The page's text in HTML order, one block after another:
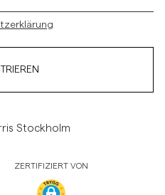
Stockholm
ZERTIFIZIERT VON